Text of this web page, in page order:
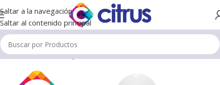
Saltar a la navegación
Saltar al contenido principal
Inicio/Productos etiquetados “LBP6030W”